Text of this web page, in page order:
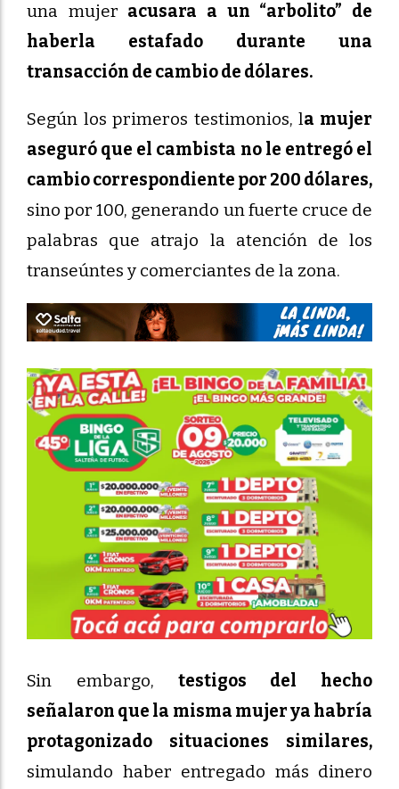
una mujer acusara a un “arbolito” de
haberla estafado durante una
transacción de cambio de dólares.
Según los primeros testimonios, la mujer
aseguró que el cambista no le entregó el
cambio correspondiente por 200 dólares,
sino por 100, generando un fuerte cruce de
palabras que atrajo la atención de los
transeúntes y comerciantes de la zona.
Sin embargo, testigos del hecho
señalaron que la misma mujer ya habría
protagonizado situaciones similares,
simulando haber entregado más dinero